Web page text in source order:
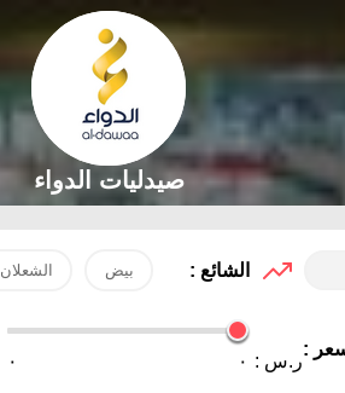
صيدليات الدواء
الشائع : بيض الشعلان
:
ر.س : ٠ ٠